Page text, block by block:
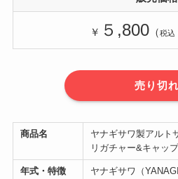
￥ ５,800（税込
売り切れ
商品名
ヤナギサワ製アルト
リガチャー&キャッ
年式・特徴
ヤナギサワ（